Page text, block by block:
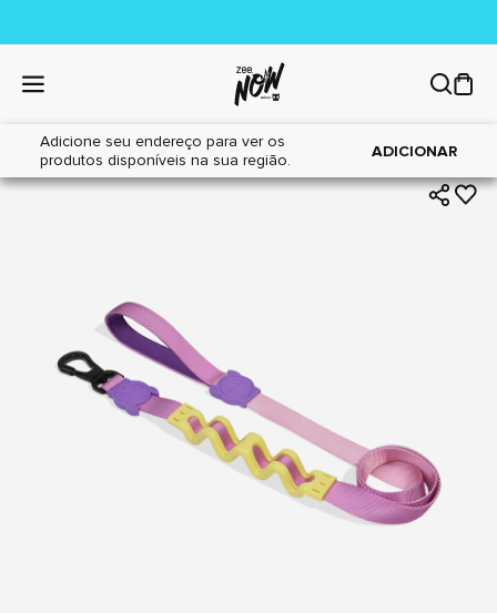
Adicione seu endereço para ver os
produtos disponíveis na sua região.
ADICIONAR
Home|Cães|Acessórios